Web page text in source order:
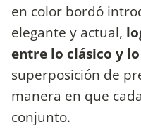
en color bordó
elegante y actual,
entre lo clásico y
superposición de
manera en que
conjunto.